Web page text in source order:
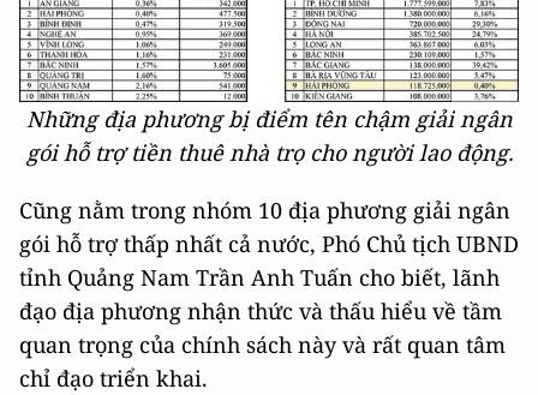
Những địa phương bị điểm tên chậm giải ngân
gói hỗ trợ tiền thuê nhà trọ cho người lao động.
Cũng nằm trong nhóm 10 địa phương giải ngân
gói hỗ trợ thấp nhất cả nước, Phó Chủ tịch UBND
tỉnh Quảng Nam Trần Anh Tuấn cho biết, lãnh
đạo địa phương nhận thức và thấu hiểu về tầm
quan trọng của chính sách này và rất quan tâm
chỉ đạo triển khai.